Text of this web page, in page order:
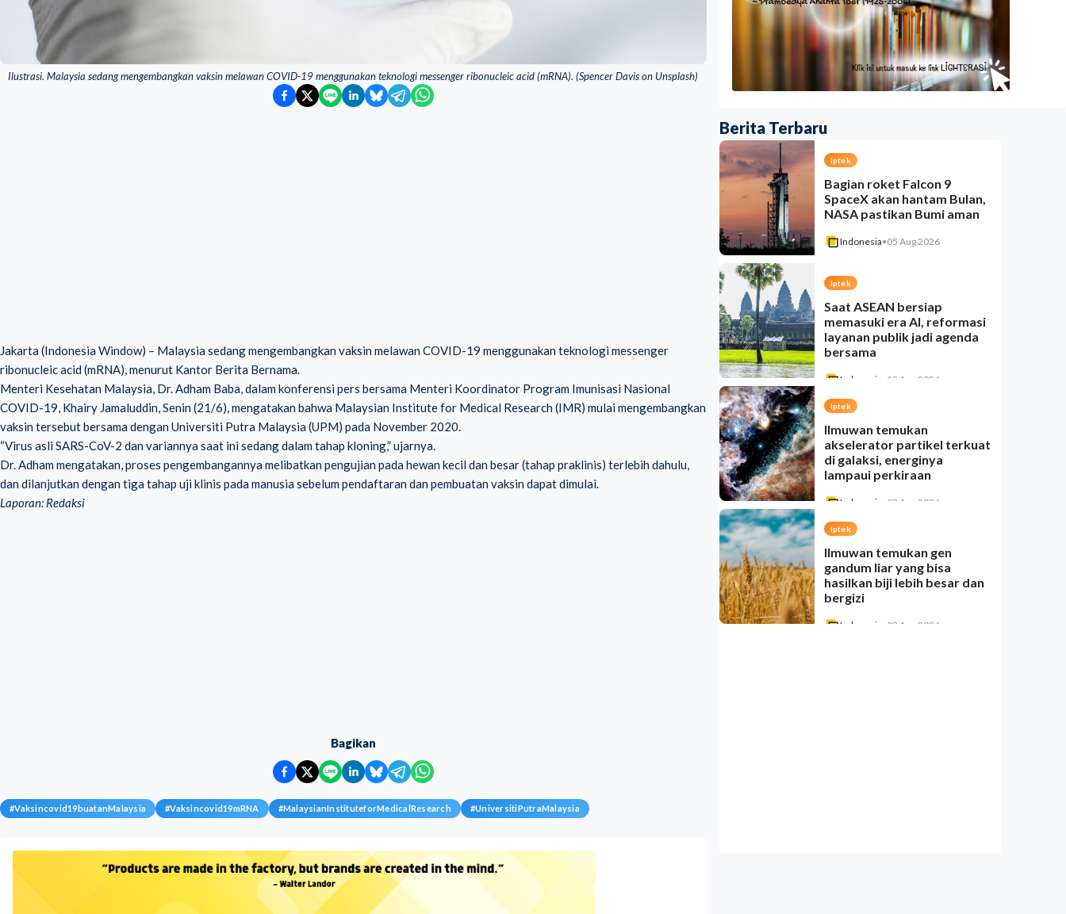
Ilustrasi. Malaysia sedang mengembangkan vaksin melawan COVID-19 menggunakan teknologi messenger ribonucleic acid (mRNA). (Spencer Davis on Unsplash)
Jakarta (Indonesia Window) – Malaysia sedang mengembangkan vaksin melawan COVID-19 menggunakan teknologi messenger
ribonucleic acid (mRNA), menurut Kantor Berita Bernama.
Menteri Kesehatan Malaysia, Dr. Adham Baba, dalam konferensi pers bersama Menteri Koordinator Program Imunisasi Nasional
COVID-19, Khairy Jamaluddin, Senin (21/6), mengatakan bahwa Malaysian Institute for Medical Research (IMR) mulai mengembangkan
vaksin tersebut bersama dengan Universiti Putra Malaysia (UPM) pada November 2020.
“Virus asli SARS-CoV-2 dan variannya saat ini sedang dalam tahap kloning,” ujarnya.
Dr. Adham mengatakan, proses pengembangannya melibatkan pengujian pada hewan kecil dan besar (tahap praklinis) terlebih dahulu,
dan dilanjutkan dengan tiga tahap uji klinis pada manusia sebelum pendaftaran dan pembuatan vaksin dapat dimulai.
Laporan: Redaksi
Bagikan
#Vaksincovid19buatanMalaysia #Vaksincovid19mRNA #MalaysianInstituteforMedicalResearch #UniversitiPutraMalaysia
Berita Terbaru
Iptek
Bagian roket Falcon 9
SpaceX akan hantam Bulan,
NASA pastikan Bumi aman
Indonesia•05 Aug 2026
Iptek
Saat ASEAN bersiap
memasuki era AI, reformasi
layanan publik jadi agenda
bersama
Indonesia 05 Aug 2026
Iptek
Ilmuwan temukan
akselerator partikel terkuat
di galaksi, energinya
lampaui perkiraan
Indonesia 03 Aug 2026
Iptek
Ilmuwan temukan gen
gandum liar yang bisa
hasilkan biji lebih besar dan
bergizi
Indonesia 03 Aug 2026